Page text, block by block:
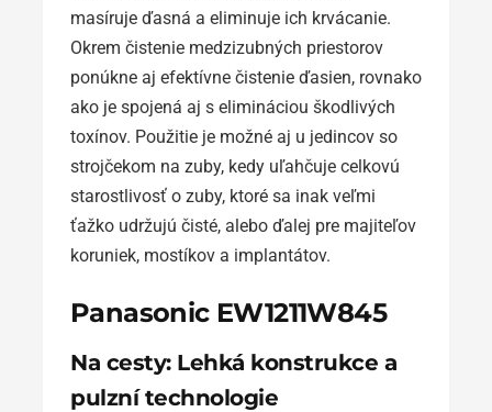
masíruje ďasná a eliminuje ich krvácanie.
Okrem čistenie medzizubných priestorov
ponúkne aj efektívne čistenie ďasien, rovnako
ako je spojená aj s elimináciou škodlivých
toxínov. Použitie je možné aj u jedincov so
strojčekom na zuby, kedy uľahčuje celkovú
starostlivosť o zuby, ktoré sa inak veľmi
ťažko udržujú čisté, alebo ďalej pre majiteľov
koruniek, mostíkov a implantátov.
Panasonic EW1211W845
Na cesty: Lehká konstrukce a
pulzní technologie